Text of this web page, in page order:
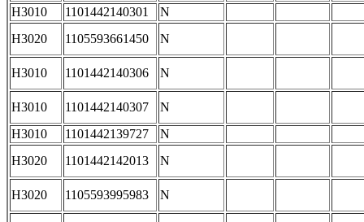
H3010
1101442140301
N
H3020
1105593661450 N
H3010 1101442140306 N
H3010 1101442140307
N
H3010
1101442139727
N
H3020
1101442142013 N
H3020 1105593995983 N